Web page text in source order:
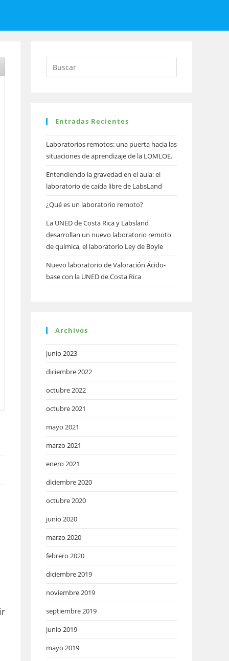
Entradas Recientes
Laboratorios remotos: una puerta hacia las
situaciones de aprendizaje de la LOMLOE.
Entendiendo la gravedad en el aula: el
laboratorio de caída libre de LabsLand
¿Qué es un laboratorio remoto?
La UNED de Costa Rica y Labsland
desarrollan un nuevo laboratorio remoto
de química, el laboratorio Ley de Boyle
Nuevo laboratorio de Valoración Ácido-
base con la UNED de Costa Rica
Archivos
junio 2023
diciembre 2022
octubre 2022
octubre 2021
mayo 2021
marzo 2021
enero 2021
diciembre 2020
octubre 2020
junio 2020
marzo 2020
febrero 2020
diciembre 2019
noviembre 2019
septiembre 2019
junio 2019
mayo 2019